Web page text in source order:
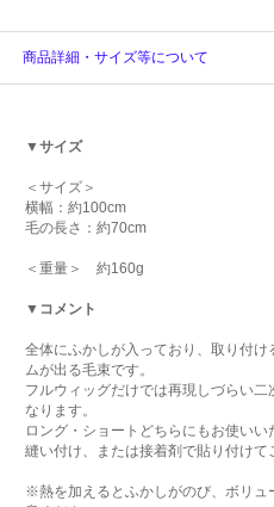
商品詳細・サイズ等について
▼サイズ
＜サイズ＞
横幅：約100cm
毛の長さ：約70cm
＜重量＞ 約160g
▼コメント
全体にふかしが入っており、取り付
ムが出る毛束です。
フルウィッグだけでは再現しづらい二
なります。
ロング・ショートどちらにもお使いい
縫い付け、または接着剤で貼り付けて
※熱を加えるとふかしがのび、ボリュ